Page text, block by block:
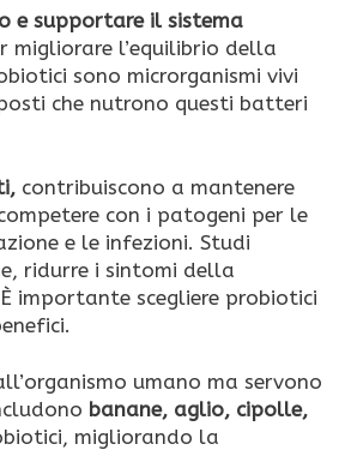
e supportare il sistema
migliorare l’equilibrio della
sono microrganismi vivi
che nutrono questi batteri
contribuiscono a mantenere
con i patogeni per le
e le infezioni. Studi
ridurre i sintomi della
importante scegliere probiotici
umano ma servono
banane, aglio, cipolle,
migliorando la